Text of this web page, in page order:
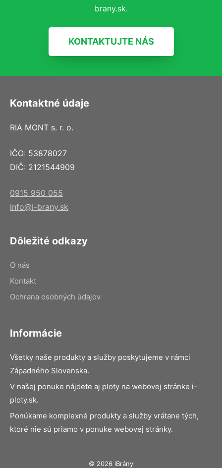
brany.sk.
KONTAKTUJTE NÁS
Kontaktné údaje
RIA MONT s. r. o.
IČO: 53878027
DIČ: 2121544909
0915 950 055
info@i-brany.sk
Dôležité odkazy
O nás
Kontakt
Ochrana osobných údajov
Informácie
Všetky naše produkty a služby poskytujeme v rámci
Západného Slovenska.
V našej ponuke nájdete aj ploty na webovej stránke i-
ploty.sk.
Ponúkame komplexné produkty a služby vrátane tých,
ktoré nie sú priamo v ponuke webovej stránky.
© 2026 iBrány